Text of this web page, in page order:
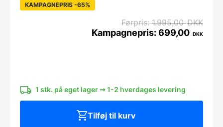
60
cm-
SJ
KAMPAGNEPRIS -65%
1.995,00DKK
699,00 DKK
1 stk. på eget lager ➞ 1-2 hverdages levering
Tilføj til kurv